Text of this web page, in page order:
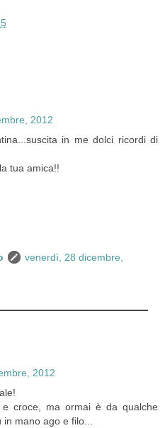
2012
in me dolci ricordi di
tua amica!!
venerdì, 28 dicembre,
2012
croce, ma ormai è da qualche
mano ago e filo...